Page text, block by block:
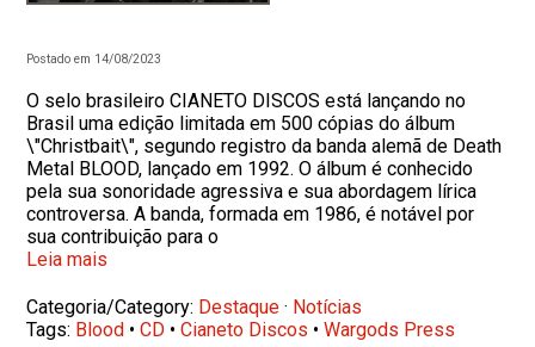
Postado em 14/08/2023
O selo brasileiro CIANETO DISCOS está lançando no
Brasil uma edição limitada em 500 cópias do álbum
\"Christbait\", segundo registro da banda alemã de Death
Metal BLOOD, lançado em 1992. O álbum é conhecido
pela sua sonoridade agressiva e sua abordagem lírica
controversa. A banda, formada em 1986, é notável por
sua contribuição para o
Leia mais
Categoria/Category: Destaque · Notícias
Tags: Blood •CD •Cianeto Discos •Wargods Press